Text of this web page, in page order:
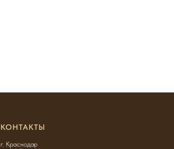
КОНТАКТЫ
г. Краснодар